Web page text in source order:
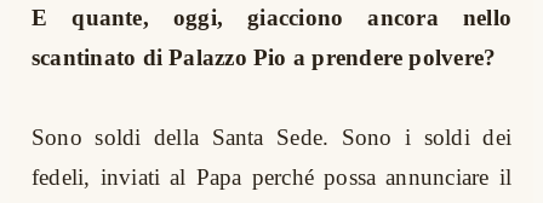
E quante, oggi, giacciono ancora nello
scantinato di Palazzo Pio a prendere polvere?
Sono soldi della Santa Sede. Sono i soldi dei
fedeli, inviati al Papa perché possa annunciare il